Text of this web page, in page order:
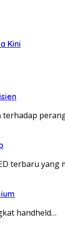
Kini
terbaru yang
handheld…